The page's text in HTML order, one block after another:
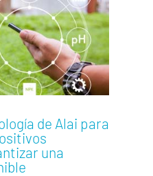
de Alai para
una